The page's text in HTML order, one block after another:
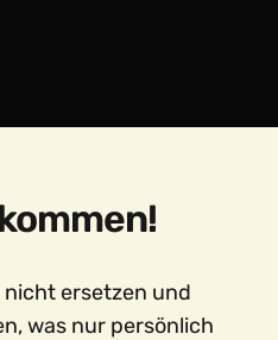
ersetzen und
was nur persönlich